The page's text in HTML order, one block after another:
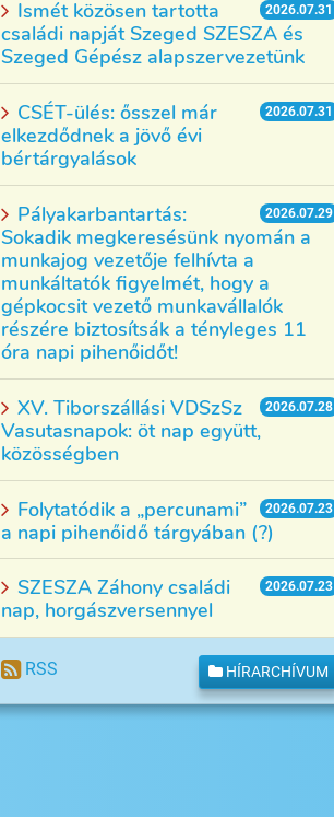
2026.07.31
Ismét közösen tartotta
családi napját Szeged SZESZA és
Szeged Gépész alapszervezetünk
2026.07.31
CSÉT-ülés: ősszel már
elkezdődnek a jövő évi
bértárgyalások
2026.07.29
Pályakarbantartás:
Sokadik megkeresésünk nyomán a
munkajog vezetője felhívta a
munkáltatók figyelmét, hogy a
gépkocsit vezető munkavállalók
részére biztosítsák a tényleges 11
óra napi pihenőidőt!
2026.07.28
XV. Tiborszállási VDSzSz
Vasutasnapok: öt nap együtt,
közösségben
2026.07.23
Folytatódik a „percunami”
a napi pihenőidő tárgyában (?)
2026.07.23
SZESZA Záhony családi
nap, horgászversennyel
RSS HÍRARCHÍVUM